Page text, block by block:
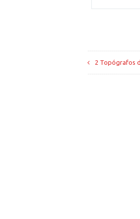
2 Topógrafos